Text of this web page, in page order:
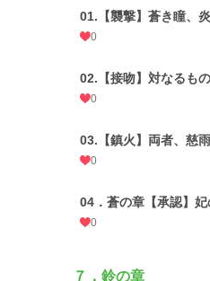
01.【襲撃】蒼き瞳、
0
02.【接吻】対なるも
0
03.【鎮火】両者、慈
0
04．蒼の章【承認】
0
７．鈴の章